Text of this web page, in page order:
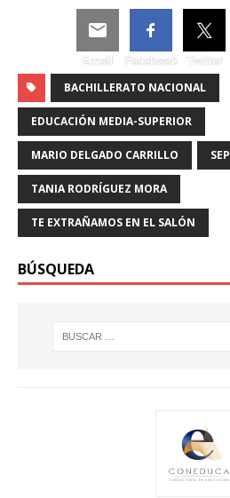
Email Facebook Twitter
BACHILLERATO NACIONAL
EDUCACIÓN MEDIA-SUPERIOR
MARIO DELGADO CARRILLO SEP
TANIA RODRÍGUEZ MORA
TE EXTRAÑAMOS EN EL SALÓN
BÚSQUEDA